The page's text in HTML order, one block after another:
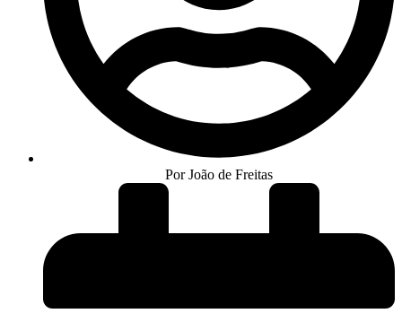
Por João de Freitas